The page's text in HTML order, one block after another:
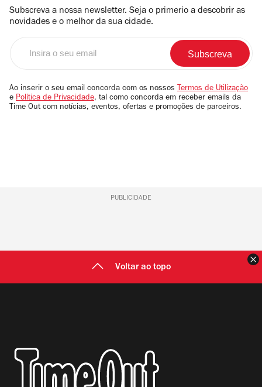
Subscreva a nossa newsletter. Seja o primerio a descobrir as
novidades e o melhor da sua cidade.
email
Ao inserir o seu email concorda com os nossos Termos de Utilização
e Política de Privacidade, tal como concorda em receber emails da
Time Out com notícias, eventos, ofertas e promoções de parceiros.
PUBLICIDADE
Voltar ao topo